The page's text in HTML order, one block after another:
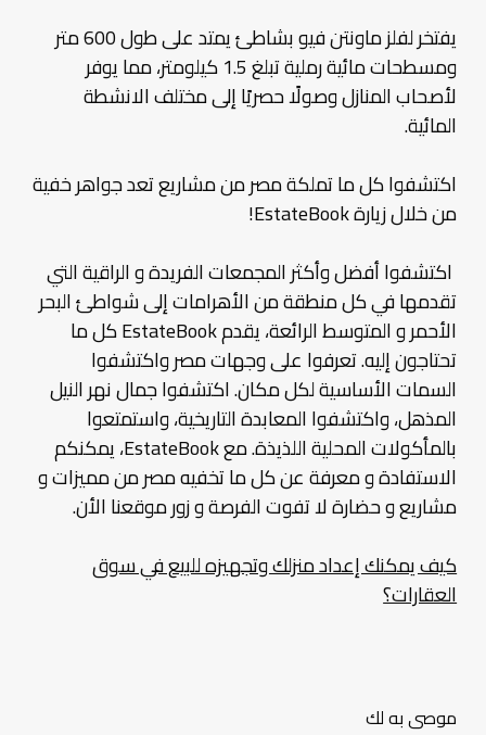
يفتخر لفلز ماونتن فيو بشاطئ يمتد على طول 600 متر
ومسطحات مائية رملية تبلغ 1.5 كيلومتر، مما يوفر
لأصحاب المنازل وصولًا حصريًا إلى مختلف الانشطة
المائية.
اكتشفوا كل ما تملكة مصر من مشاريع تعد جواهر خفية
من خلال زيارة EstateBook!
اكتشفوا أفضل وأكثر المجمعات الفريدة و الراقية التي
تقدمها في كل منطقة من الأهرامات إلى شواطئ البحر
الأحمر و المتوسط الرائعة، يقدم EstateBook كل ما
تحتاجون إليه. تعرفوا على وجهات مصر واكتشفوا
السمات الأساسية لكل مكان. اكتشفوا جمال نهر النيل
المذهل، واكتشفوا المعابدة التاريخية، واستمتعوا
بالمأكولات المحلية اللذيذة. مع EstateBook، يمكنكم
الاستفادة و معرفة عن كل ما تخفيه مصر من مميزات و
مشاريع و حضارة لا تفوت الفرصة و زور موقعنا الأن.
كيف يمكنك إعداد منزلك وتجهيزه للبيع في سوق
العقارات؟
موصى به لك